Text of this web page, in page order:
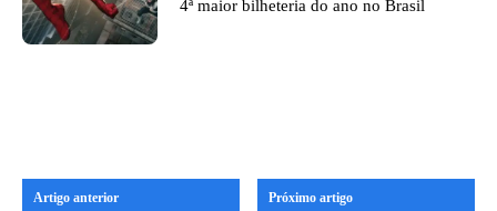
4ª maior bilheteria do ano no Brasil
Artigo anterior Próximo artigo